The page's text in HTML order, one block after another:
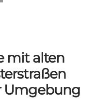
mit alten
Umgebung